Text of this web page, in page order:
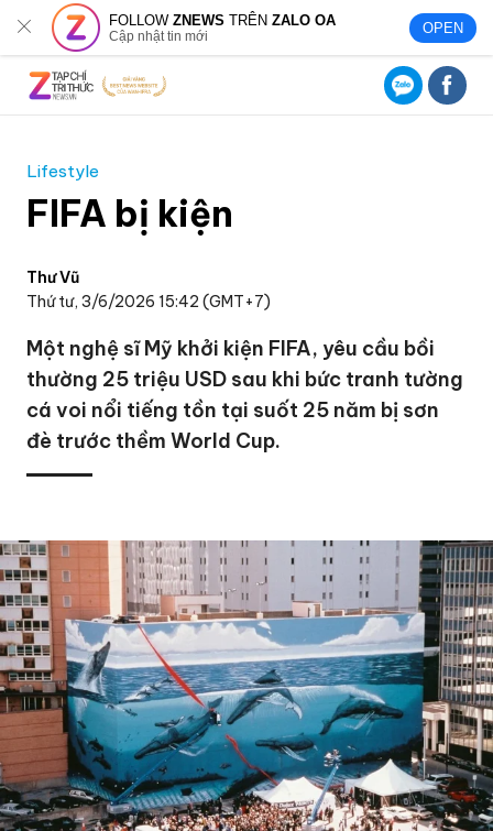
FOLLOWZNEWS TRÊNZALO OA
Cập nhật tin mới OPEN
Lifestyle
FIFA bị kiện
Thư Vũ
Thứ tư, 3/6/2026 15:42 (GMT+7)
Một nghệ sĩ Mỹ khởi kiện FIFA, yêu cầu bồi
thường 25 triệu USD sau khi bức tranh tường
cá voi nổi tiếng tồn tại suốt 25 năm bị sơn
đè trước thềm World Cup.